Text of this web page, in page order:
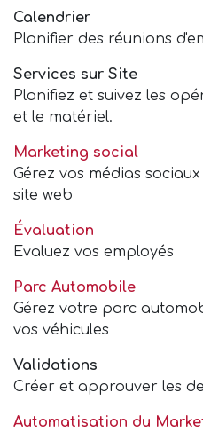
Calendrier
Planifier des réunions
Services sur Site
Planifiez et suivez les
et le matériel.
Marketing social
Gérez vos médias
site web
Évaluation
Evaluez vos employés
Parc Automobile
Gérez votre parc
vos véhicules
Validations
Créer et approuver les
Automatisation du